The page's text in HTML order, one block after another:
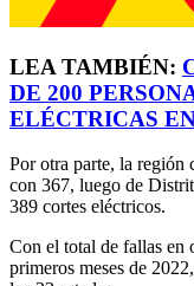
LEA TAMBIÉN:
DE 200
ELÉCTRICAS
Por otra parte, la región
con 367, luego de
389 cortes eléctricos.
Con el total de fallas en
primeros meses de